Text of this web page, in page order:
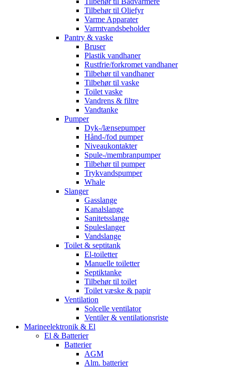
Tilbehør til Oliefyr
Varme Apparater
Varmtvandsbeholder
Pantry & vaske
Bruser
Plastik vandhaner
Rustfrie/forkromet vandhaner
Tilbehør til vandhaner
Tilbehør til vaske
Toilet vaske
Vandrens & filtre
Vandtanke
Pumper
Dyk-/lænsepumper
Hånd-/fod pumper
Niveaukontakter
Spule-/membranpumper
Tilbehør til pumper
Trykvandspumper
Whale
Slanger
Gasslange
Kanalslange
Sanitetsslange
Spuleslanger
Vandslange
Toilet & septitank
El-toiletter
Manuelle toiletter
Septiktanke
Tilbehør til toilet
Toilet væske & papir
Ventilation
Solcelle ventilator
Ventiler & ventilationsriste
Marineelektronik & El
El & Batterier
Batterier
AGM
Alm. batterier